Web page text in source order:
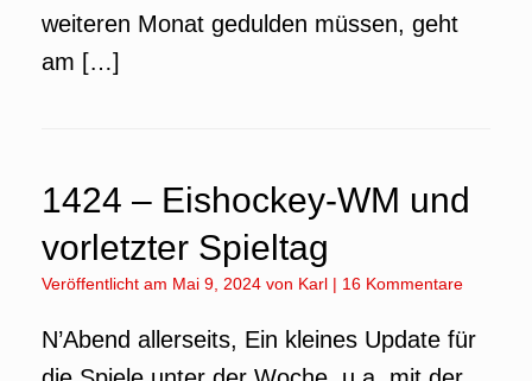
weiteren Monat gedulden müssen, geht
am […]
1424 – Eishockey-WM und
vorletzter Spieltag
Veröffentlicht am Mai 9, 2024 von Karl | 16 Kommentare
N’Abend allerseits, Ein kleines Update für